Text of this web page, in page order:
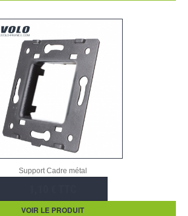
Support Cadre métal
VOIR LE PRODUIT